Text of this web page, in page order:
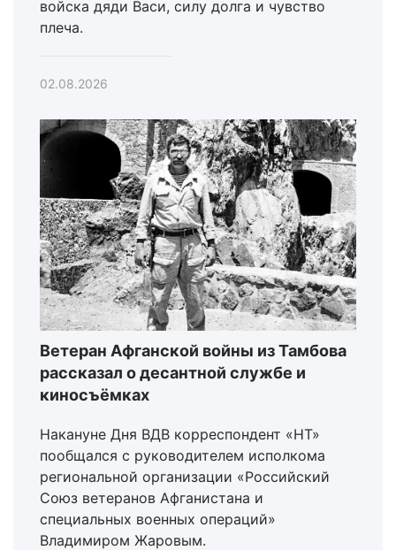
войска дяди Васи, силу долга и чувство
плеча.
02.08.2026
Ветеран Афганской войны из Тамбова
рассказал о десантной службе и
киносъёмках
Накануне Дня ВДВ корреспондент «НТ»
пообщался с руководителем исполкома
региональной организации «Российский
Союз ветеранов Афганистана и
специальных военных операций»
Владимиром Жаровым.